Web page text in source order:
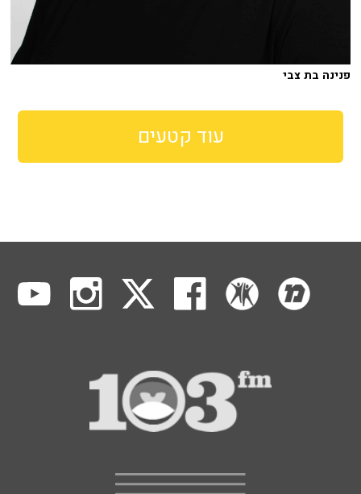
פנינה בת צבי
עוד קטעים